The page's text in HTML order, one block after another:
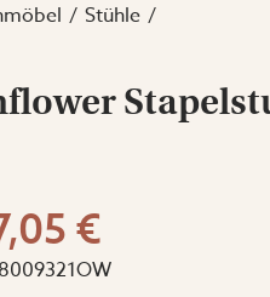
Stühle
€
8009321OW